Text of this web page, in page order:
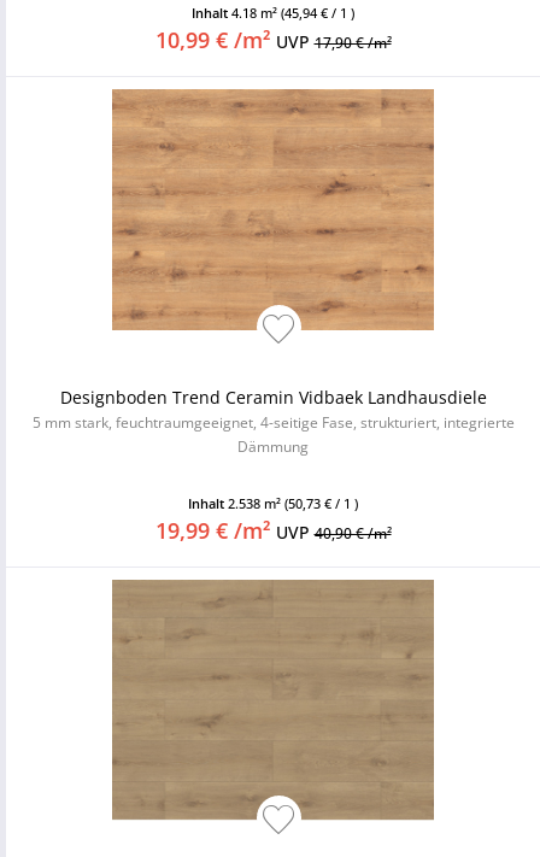
Inhalt 4.18 m² (45,94 € / 1 )
10,99 € /m² UVP17,90 € /m²
Designboden Trend Ceramin Vidbaek Landhausdiele
5 mm stark, feuchtraumgeeignet, 4-seitige Fase, strukturiert, integrierte
Dämmung
Inhalt 2.538 m² (50,73 € / 1 )
19,99 € /m² UVP40,90 € /m²